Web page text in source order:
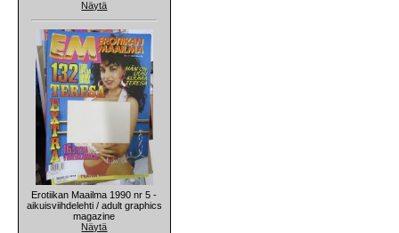
Näytä
Erotiikan Maailma 1990 nr 5 -
aikuisviihdelehti / adult graphics
magazine
Näytä